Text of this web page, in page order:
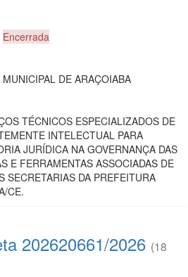
Encerrada
DE ARAÇOIABA
TÉCNICOS ESPECIALIZADOS DE
INTELECTUAL PARA
JURÍDICA NA GOVERNANÇA DAS
E FERRAMENTAS ASSOCIADAS DE
SECRETARIAS DA PREFEITURA
CE.
202620661/2026 (18